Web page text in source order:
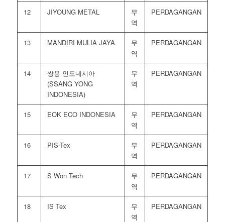
12 JIYOUNG METAL
무
역
PERDAGANGAN
13 MANDIRI MULIA JAYA
무
역
PERDAGANGAN
14
쌍용 인도네시아
(SSANG YONG
INDONESIA)
무
역
PERDAGANGAN
15 EOK ECO INDONESIA
무
역
PERDAGANGAN
16 PIS-Tex
무
역
PERDAGANGAN
17 S Won Tech
무
역
PERDAGANGAN
18 IS Tex
무
역
PERDAGANGAN